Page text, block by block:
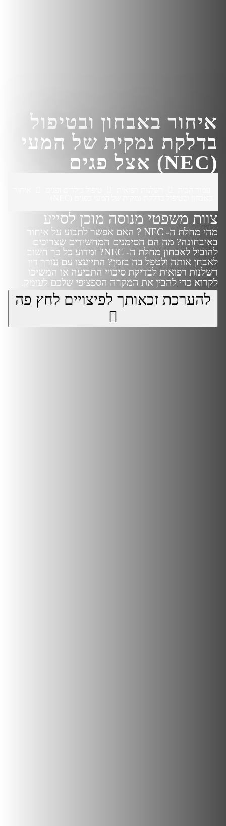
איחור באבחון ובטיפול
בדלקת נמקית של המעי
(NEC) אצל פגים
צוות משפטי מנוסה מוכן לסייע
מהי מחלת ה- NEC ? האם אפשר לתבוע על איחור
באיבחונה? מה הם הסימנים המחשידים שצריכים
להוביל לאבחון מחלת ה- NEC? ומדוע כל כך חשוב
לאבחן אותה ולטפל בה בזמן? התייעצו עם עורך דין
רשלנות רפואית לבדיקת סיכויי התביעה או המשיכו
לקרוא כדי להבין את המקרה הספציפי שלכם לעומק.
להערכת זכאותך לפיצויים לחץ פה